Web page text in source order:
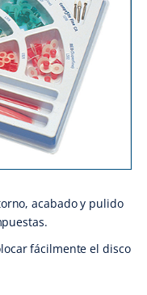
acabado y pulido
fácilmente el disco